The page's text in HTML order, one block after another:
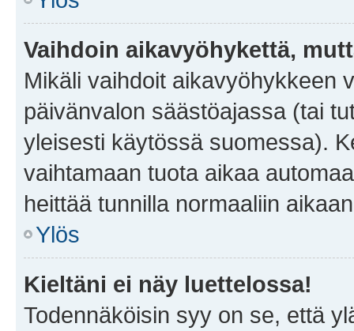
Vaihdoin aikavyöhykettä,
Mikäli vaihdoit aikavyöhykkeen
päivänvalon säästöajassa (tai
yleisesti käytössä suomessa).
vaihtamaan tuota aikaa
heittää tunnilla normaaliin
Ylös
Kieltäni ei näy luettelossa!
Todennäköisin syy on se, että